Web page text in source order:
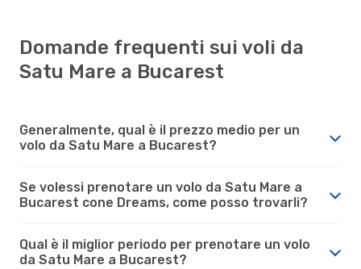
Domande frequenti sui voli da
Satu Mare a Bucarest
Generalmente, qual è il prezzo medio per un
volo da Satu Mare a Bucarest?
Se volessi prenotare un volo da Satu Mare a
Bucarest cone Dreams, come posso trovarli?
Qual è il miglior periodo per prenotare un volo
da Satu Mare a Bucarest?